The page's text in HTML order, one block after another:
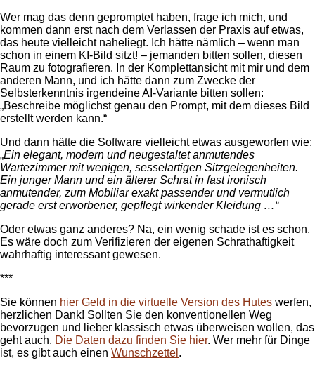
Wer mag das denn gepromptet haben, frage ich mich, und
kommen dann erst nach dem Verlassen der Praxis auf etwas,
das heute vielleicht naheliegt. Ich hätte nämlich – wenn man
schon in einem KI-Bild sitzt! – jemanden bitten sollen, diesen
Raum zu fotografieren. In der Komplettansicht mit mir und dem
anderen Mann, und ich hätte dann zum Zwecke der
Selbsterkenntnis irgendeine AI-Variante bitten sollen:
„Beschreibe möglichst genau den Prompt, mit dem dieses Bild
erstellt werden kann.“
Und dann hätte die Software vielleicht etwas ausgeworfen wie:
„Ein elegant, modern und neugestaltet anmutendes
Wartezimmer mit wenigen, sesselartigen Sitzgelegenheiten.
Ein junger Mann und ein älterer Schrat in fast ironisch
anmutender, zum Mobiliar exakt passender und vermutlich
gerade erst erworbener, gepflegt wirkender Kleidung …“
Oder etwas ganz anderes? Na, ein wenig schade ist es schon.
Es wäre doch zum Verifizieren der eigenen Schrathaftigkeit
wahrhaftig interessant gewesen.
***
Sie können hier Geld in die virtuelle Version des Hutes werfen,
herzlichen Dank! Sollten Sie den konventionellen Weg
bevorzugen und lieber klassisch etwas überweisen wollen, das
geht auch. Die Daten dazu finden Sie hier. Wer mehr für Dinge
ist, es gibt auch einen Wunschzettel .